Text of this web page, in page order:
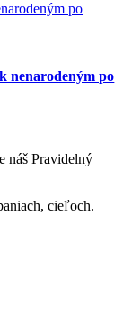
po
nenarodeným po
náš Pravidelný
cieľoch.